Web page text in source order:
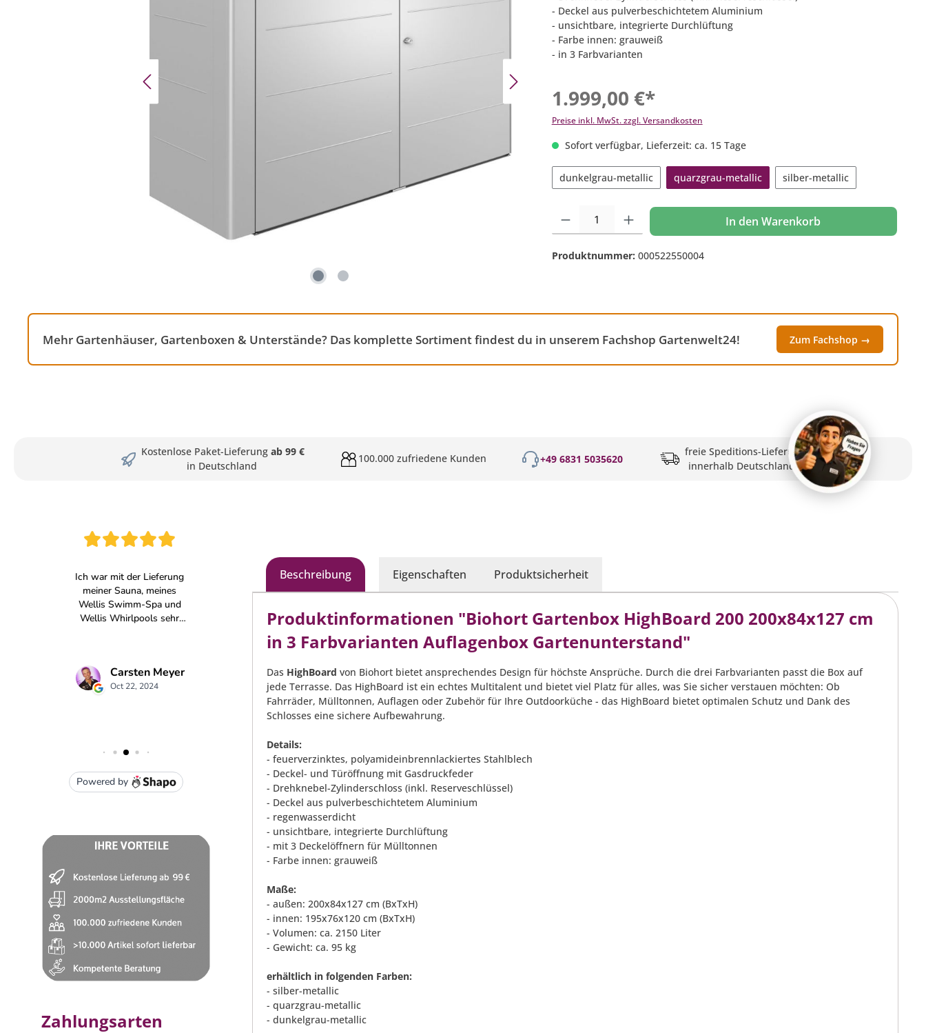
- Deckel aus pulverbeschichtetem Aluminium
- unsichtbare, integrierte Durchlüftung
- Farbe innen: grauweiß
- in 3 Farbvarianten
1.999,00 €*
Preise inkl. MwSt. zzgl. Versandkosten
Sofort verfügbar, Lieferzeit: ca. 15 Tage
dunkelgrau-metallic quarzgrau-metallic silber-metallic
Produkt Anzahl: Gib den gewünschten Wert ein oder benutze die Schaltflächen um die
In den Warenkorb
Produktnummer: 000522550004
Mehr Gartenhäuser, Gartenboxen & Unterstände? Das komplette Sortiment findest du in unserem Fachshop Gartenwelt24! Zum Fachshop →
Kostenlose Paket-Lieferung ab 99 €
in Deutschland
100.000 zufriedene Kunden +49 6831 5035620
freie Speditions-Lieferung
innerhalb Deutschlands
Zahlungsarten
Beschreibung Eigenschaften Produktsicherheit
Produktinformationen "Biohort Gartenbox HighBoard 200 200x84x127 cm
in 3 Farbvarianten Auflagenbox Gartenunterstand"
Das HighBoard von Biohort bietet ansprechendes Design für höchste Ansprüche. Durch die drei Farbvarianten passt die Box auf
jede Terrasse. Das HighBoard ist ein echtes Multitalent und bietet viel Platz für alles, was Sie sicher verstauen möchten: Ob
Fahrräder, Mülltonnen, Auflagen oder Zubehör für Ihre Outdoorküche - das HighBoard bietet optimalen Schutz und Dank des
Schlosses eine sichere Aufbewahrung.
Details:
- feuerverzinktes, polyamideinbrennlackiertes Stahlblech
- Deckel- und Türöffnung mit Gasdruckfeder
- Drehknebel-Zylinderschloss (inkl. Reserveschlüssel)
- Deckel aus pulverbeschichtetem Aluminium
- regenwasserdicht
- unsichtbare, integrierte Durchlüftung
- mit 3 Deckelöffnern für Mülltonnen
- Farbe innen: grauweiß
Maße:
- außen: 200x84x127 cm (BxTxH)
- innen: 195x76x120 cm (BxTxH)
- Volumen: ca. 2150 Liter
- Gewicht: ca. 95 kg
erhältlich in folgenden Farben:
- silber-metallic
- quarzgrau-metallic
- dunkelgrau-metallic